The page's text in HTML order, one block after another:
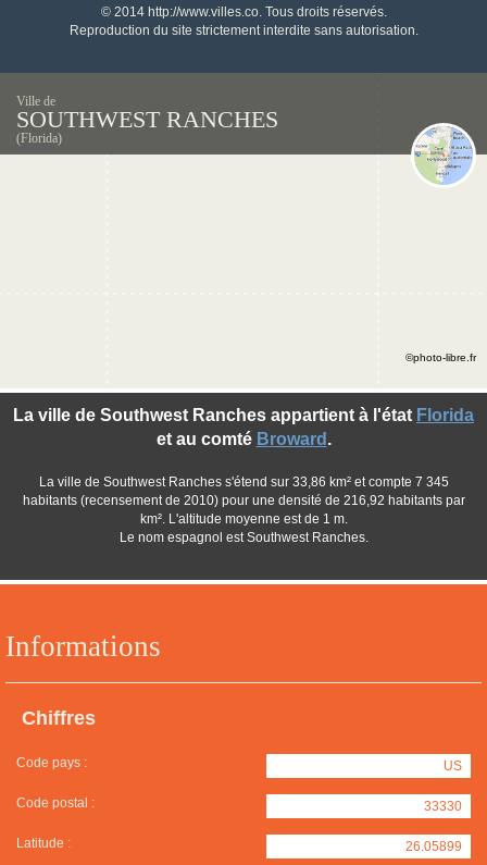
© 2014 http://www.villes.co. Tous droits réservés.
Reproduction du site strictement interdite sans autorisation.
Ville de
SOUTHWEST RANCHES
(Florida)
Informations
Chiffres
Code pays : US
Code postal : 33330
Latitude : 26.05899
La ville de Southwest Ranches appartient à l'état Florida
et au comté Broward .
La ville de Southwest Ranches s'étend sur 33,86 km² et compte 7 345
habitants (recensement de 2010) pour une densité de 216,92 habitants par
km². L'altitude moyenne est de 1 m.
Le nom espagnol est Southwest Ranches.
©photo-libre.fr